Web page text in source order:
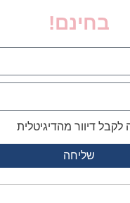
בחינם!
לקבל דיוור מהדיגיטלית
שליחה